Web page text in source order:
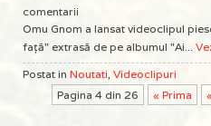
comentarii
Omu Gnom a lansat videoclipul
față" extrasă de pe albumul "Ai...
Postat in Noutati, Videoclipuri
Pagina 4 din 26
« Prima «